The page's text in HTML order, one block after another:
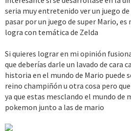
raro material que necesita para crear
cumplir su sueño, ser el mejor inventor
Mario o Luigi usará la nave para volver
Peach. ¿Recuperará Mario o Luigi
¿Bastará con hacer desaparecer a
tendrá que hacer más? ¿Conseguirá
mundo? ¿O habrán equipos villanos
manos para impedirlo? ¡Juega y
Imágenes:
seria muy entretenido ver un juego
pasar por un juego de super Mario, es
logra con temática de Zelda
Si quieres lograr en mi opinión
que deberías darle un lavado de cara
historia en el mundo de Mario puede
reino champiñón u otra cosa pero
ya que estas mesclando el mundo de
pokemon junto a las de mario